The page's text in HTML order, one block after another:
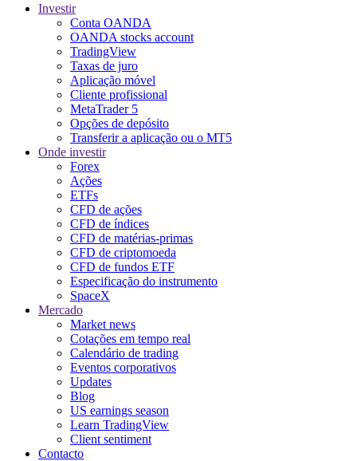
Investir
Conta OANDA
OANDA stocks account
TradingView
Taxas de juro
Aplicação móvel
Cliente profissional
MetaTrader 5
Opções de depósito
Transferir a aplicação ou o MT5
Onde investir
Forex
Ações
ETFs
CFD de ações
CFD de índices
CFD de matérias-primas
CFD de criptomoeda
CFD de fundos ETF
Especificação do instrumento
SpaceX
Mercado
Market news
Cotações em tempo real
Calendário de trading
Eventos corporativos
Updates
Blog
US earnings season
Learn TradingView
Client sentiment
Contacto